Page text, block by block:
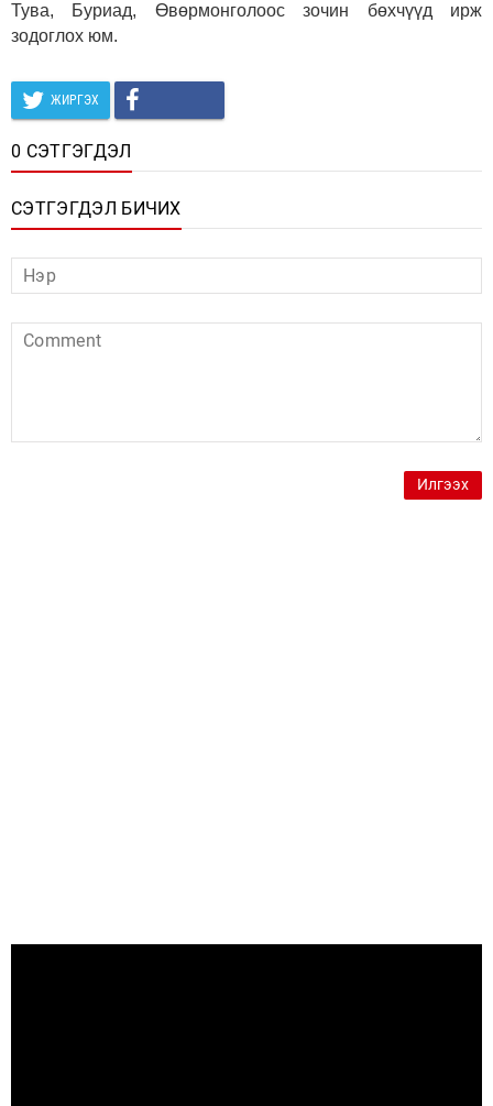
Тува, Буриад, Өвөрмонголоос зочин бөхчүүд ирж
зодоглох юм.
ЖИРГЭХ
0 СЭТГЭГДЭЛ
СЭТГЭГДЭЛ БИЧИХ
Илгээх